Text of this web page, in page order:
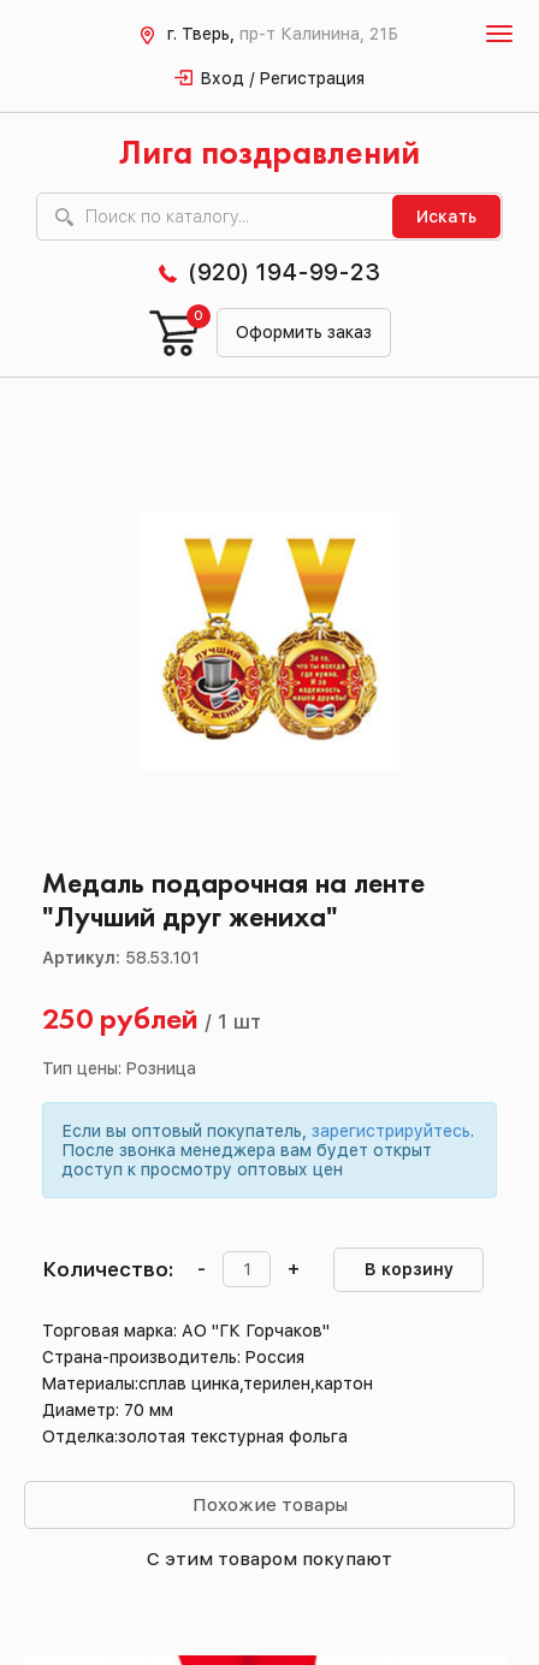
г. Тверь, пр-т Калинина, 21Б
Вход / Регистрация
Лига поздравлений
Искать
(920) 194-99-23
Оформить заказ
0
Медаль подарочная на ленте
"Лучший друг жениха"
Артикул: 58.53.101
250 рублей / 1 шт
Тип цены: Розница
Если вы оптовый покупатель, зарегистрируйтесь.
После звонка менеджера вам будет открыт
доступ к просмотру оптовых цен
Количество: - + В корзину
Торговая марка: АО "ГК Горчаков"
Страна-производитель: Россия
Материалы:сплав цинка,терилен,картон
Диаметр: 70 мм
Отделка:золотая текстурная фольга
Похожие товары
С этим товаром покупают